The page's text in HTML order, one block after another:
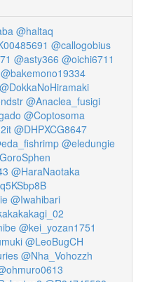
@haltaq
@callogobius
@asty366 @oichi6711
@bakemono19334
@DokkaNoHiramaki
@Anaclea_fusigi
@Coptosoma
@DHPXCG8647
@eledungie
@HaraNaotaka
@Iwahibari
@kei_yozan1751
@LeoBugCH
@Nha_Vohozzh